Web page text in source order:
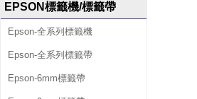
EPSON標籤機/標籤帶
Epson-全系列標籤機
Epson-全系列標籤帶
Epson-6mm標籤帶